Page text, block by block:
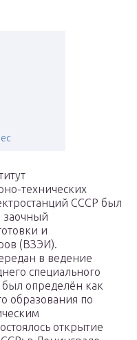
технических
СССР был
заочный
и
(ВЗЭИ).
в ведение
специального
определён как
образования по
открытие